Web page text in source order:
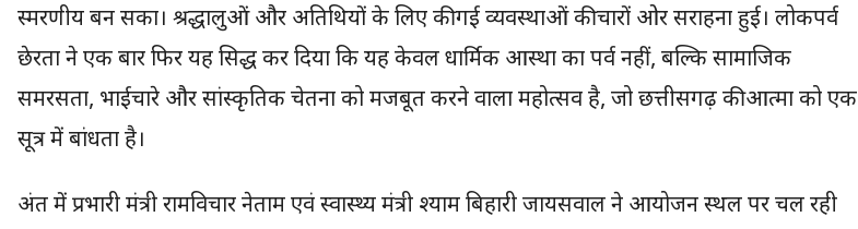
स्मरणीय बन सका। श्रद्धालुओं और अतिथियों के लिए की गई व्यवस्थाओं की चारों ओर सराहना हुई। लोकपर्व
छेरता ने एक बार फिर यह सिद्ध कर दिया कि यह केवल धार्मिक आस्था का पर्व नहीं, बल्कि सामाजिक
समरसता, भाईचारे और सांस्कृतिक चेतना को मजबूत करने वाला महोत्सव है, जो छत्तीसगढ़ की आत्मा को एक
सूत्र में बांधता है।
अंत में प्रभारी मंत्री रामविचार नेताम एवं स्वास्थ्य मंत्री श्याम बिहारी जायसवाल ने आयोजन स्थल पर चल रही